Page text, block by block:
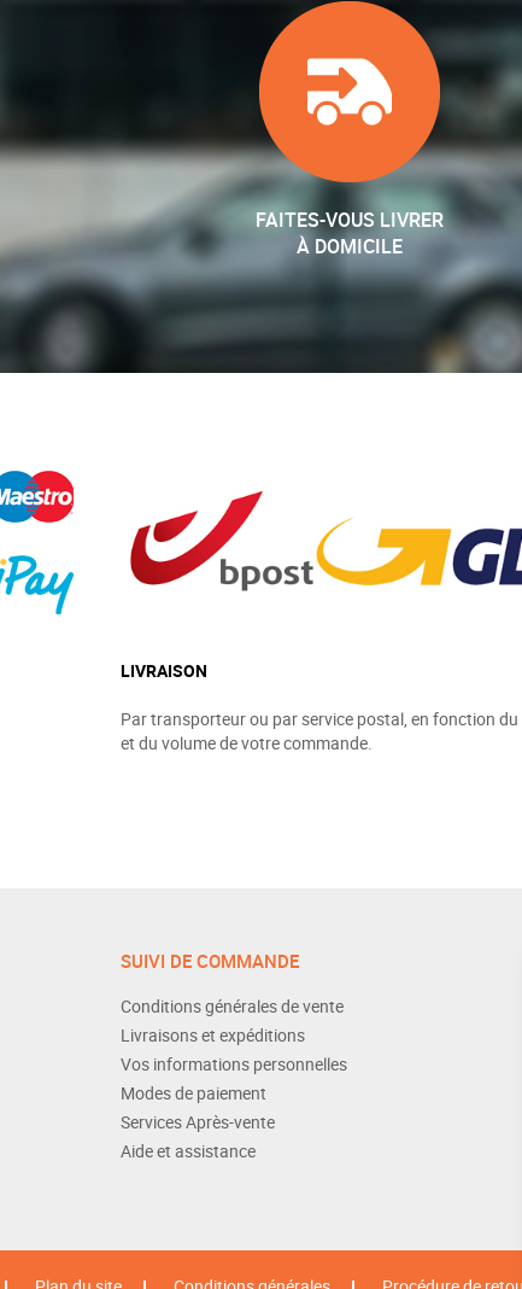
FAITES-VOUS LIVRER
À DOMICILE
LIVRAISON
Par transporteur ou par service postal, en fonction
et du volume de votre commande.
SUIVI DE COMMANDE
Conditions générales de vente
Livraisons et expéditions
Vos informations personnelles
Modes de paiement
Services Après-vente
Aide et assistance